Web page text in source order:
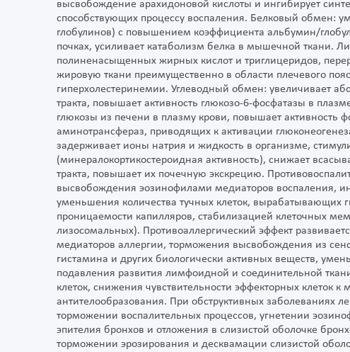
высвобождение арахидоновой кислоты и ингибирует
способствующих процессу воспаления. Белковый обмен:
глобулинов) с повышением коэффициента альбумин/
почках, усиливает катаболизм белка в мышечной ткани.
полиненасыщенных жирных кислот и триглицеридов,
жировую ткани преимущественно в области плечевого
гиперхолестеринемии. Углеводный обмен: увеличивает
тракта, повышает активность глюкозо-6-фосфатазы в
глюкозы из печени в плазму крови, повышает активность
аминотрансфераз, приводящих к активации
задерживает ионы натрия и жидкость в организме,
(минералокортикостероидная активность), снижает
тракта, повышает их почечную экскрецию.
высвобождения эозинофилами медиаторов воспаления,
уменьшения количества тучных клеток, вырабатывающих
проницаемости капилляров, стабилизацией клеточных
лизосомальных). Противоаллергический эффект
медиаторов аллергии, торможения высвобождения из
гистамина и других биологически активных веществ,
подавления развития лимфоидной и соединительной
клеток, снижения чувствительности эффекторных клеток к
антителообразования. При обструктивных заболеваниях
торможении воспалительных процессов, угнетении
эпителия бронхов и отложения в слизистой оболочке
торможении эрозирования и десквамации слизистой